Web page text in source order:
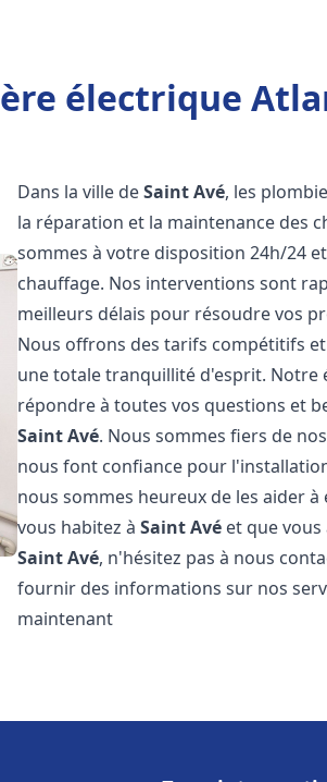
électrique
Dans la ville deSaint Avé, les
la réparation et la maintenance des
sommes à votre disposition 24h/24
chauffage. Nos interventions sont
meilleurs délais pour résoudre vos
Nous offrons des tarifs compétitifs
une totale tranquillité d'esprit. Notre
répondre à toutes vos questions et
Saint Avé. Nous sommes fiers de
nous font confiance pour
nous sommes heureux de les aider
vous habitez àSaint Avé et que
Saint Avé, n'hésitez pas à nous
fournir des informations sur nos
maintenant